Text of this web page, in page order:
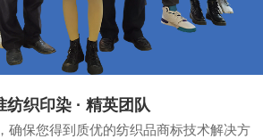
纺织印染 · 精英团队
确保您得到质优的纺织品商标技术解决方